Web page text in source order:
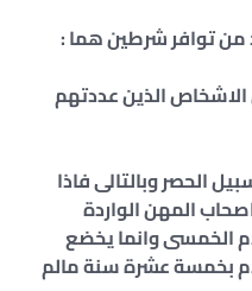
من توافر شرطين هما :
الذين عددتهم
الحصر وبالتالى فاذا
المهن الواردة
للتقادم الخمسى وانما يخضع
بخمسة عشرة سنة مالم